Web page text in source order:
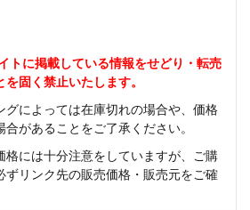
トに掲載している情報をせどり・転売
固く禁止いたします。
グによっては在庫切れの場合や、価格
があることをご了承ください。
格には十分注意をしていますが、ご購
ずリンク先の販売価格・販売元をご確